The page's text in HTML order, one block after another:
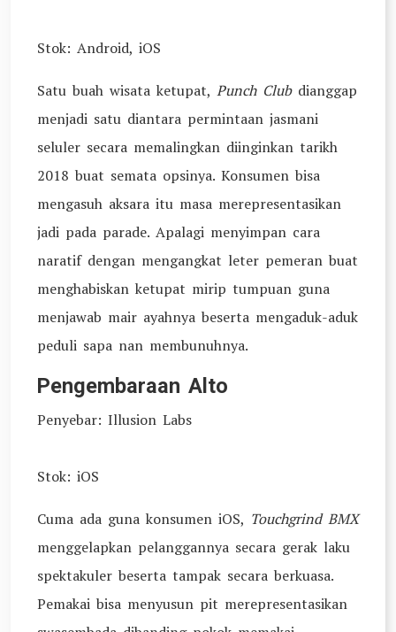
Stok: Android, iOS
Satu buah wisata ketupat, Punch Club dianggap
menjadi satu diantara permintaan jasmani
seluler secara memalingkan diinginkan tarikh
2018 buat semata opsinya. Konsumen bisa
mengasuh aksara itu masa merepresentasikan
jadi pada parade. Apalagi menyimpan cara
naratif dengan mengangkat leter pemeran buat
menghabiskan ketupat mirip tumpuan guna
menjawab mair ayahnya beserta mengaduk-aduk
peduli sapa nan membunuhnya.
Pengembaraan Alto
Penyebar: Illusion Labs
Stok: iOS
Cuma ada guna konsumen iOS, Touchgrind BMX
menggelapkan pelanggannya secara gerak laku
spektakuler beserta tampak secara berkuasa.
Pemakai bisa menyusun pit merepresentasikan